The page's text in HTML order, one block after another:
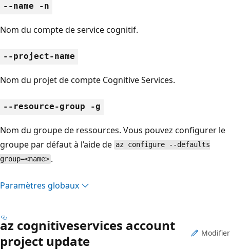
--name -n
Nom du compte de service cognitif.
--project-name
Nom du projet de compte Cognitive Services.
--resource-group -g
Nom du groupe de ressources. Vous pouvez configurer le
groupe par défaut à l’aide de az configure --defaults
group=<name> .
Paramètres globaux
az cognitiveservices account
project update
Modifier